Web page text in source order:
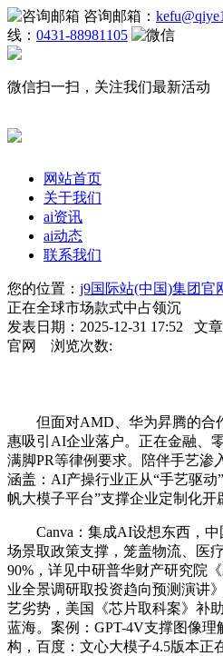
咨询邮箱：
线： 0431-88981105
微信扫一扫，关注我们最新活动
网站首页
关于我们
ai资讯
ai动态
联系我们
您的位置： j9国际站(中国)集团官
正在全球市场款式中占领沉
发表日期：2025-12-31 17:52 文
官网 浏览次数:
但面对AMD、华为昇腾的合
惠吸引AI企业落户。正在金融、
满脚PR等律例要求。陪伴手艺渗
涵盖：AI产操行业正从“手艺驱动
帆大模子平台”支撑企业定制化开
Canva：集成AI设想东西，中
场景取政策支撑，笼盖物流、医
90%，详见中研普华财产研究院
业全景调研取投资趋向预测演讲
艺劣势，美国《芯片取科案》补
蓝海。案例：GPT-4V支撑图像
构，百度：文心大模子4.5版本正